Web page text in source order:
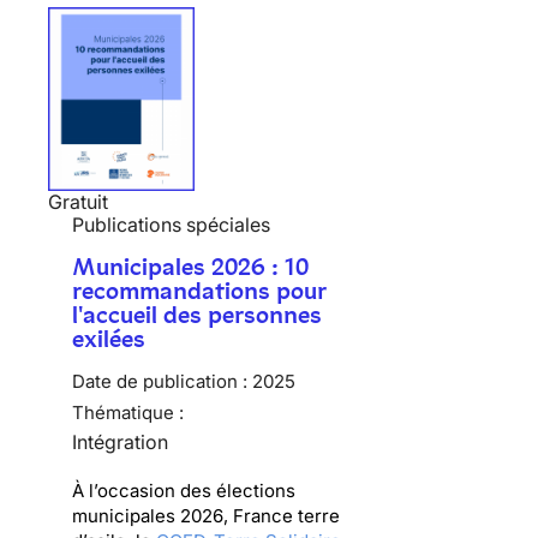
Gratuit
Publications spéciales
Municipales 2026 : 10
recommandations pour
l'accueil des personnes
exilées
Date de publication : 2025
Thématique :
Intégration
À l’occasion des élections
municipales 2026, France terre